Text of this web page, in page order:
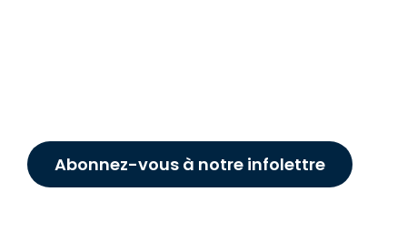
Abonnez-vous à notre infolettre